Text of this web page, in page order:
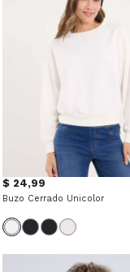
$ 24,99
Buzo Cerrado Unicolor